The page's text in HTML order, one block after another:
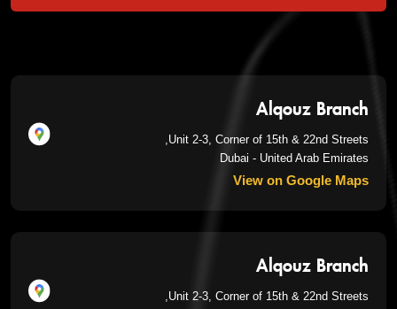
Alqouz Branch
Unit 2-3, Corner of 15th & 22nd Streets,
Dubai - United Arab Emirates
View on Google Maps
Alqouz Branch
Unit 2-3, Corner of 15th & 22nd Streets,